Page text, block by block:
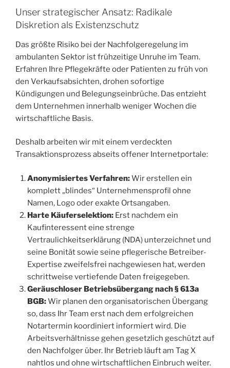
Unser strategischer Ansatz: Radikale
Diskretion als Existenzschutz
Das größte Risiko bei der Nachfolgeregelung im
ambulanten Sektor ist frühzeitige Unruhe im Team.
Erfahren Ihre Pflegekräfte oder Patienten zu früh von
den Verkaufsabsichten, drohen sofortige
Kündigungen und Belegungseinbrüche. Das entzieht
dem Unternehmen innerhalb weniger Wochen die
wirtschaftliche Basis.
Deshalb arbeiten wir mit einem verdeckten
Transaktionsprozess abseits offener Internetportale:
Anonymisiertes Verfahren:Wir erstellen ein
komplett „blindes“ Unternehmensprofil ohne
Namen, Logo oder exakte Ortsangaben.
Harte Käuferselektion:Erst nachdem ein
Kaufinteressent eine strenge
Vertraulichkeitserklärung (NDA) unterzeichnet und
seine Bonität sowie seine pflegerische Betreiber-
Expertise zweifelsfrei nachgewiesen hat, werden
schrittweise vertiefende Daten freigegeben.
Geräuschloser Betriebsübergang nach § 613a
BGB:Wir planen den organisatorischen Übergang
so, dass Ihr Team erst nach dem erfolgreichen
Notartermin koordiniert informiert wird. Die
Arbeitsverhältnisse gehen gesetzlich geschützt auf
den Nachfolger über. Ihr Betrieb läuft am Tag X
nahtlos und ohne wirtschaftlichen Einbruch weiter.